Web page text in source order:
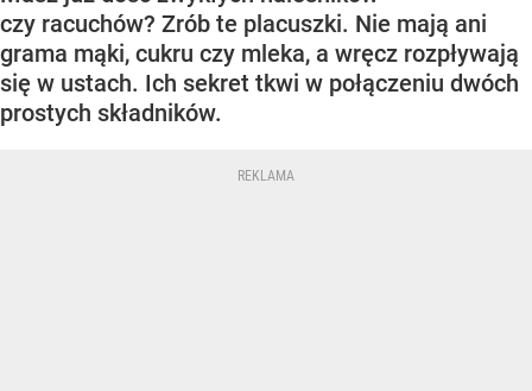
czy racuchów? Zrób te placuszki. Nie mają ani
grama mąki, cukru czy mleka, a wręcz rozpływają
się w ustach. Ich sekret tkwi w połączeniu dwóch
prostych składników.